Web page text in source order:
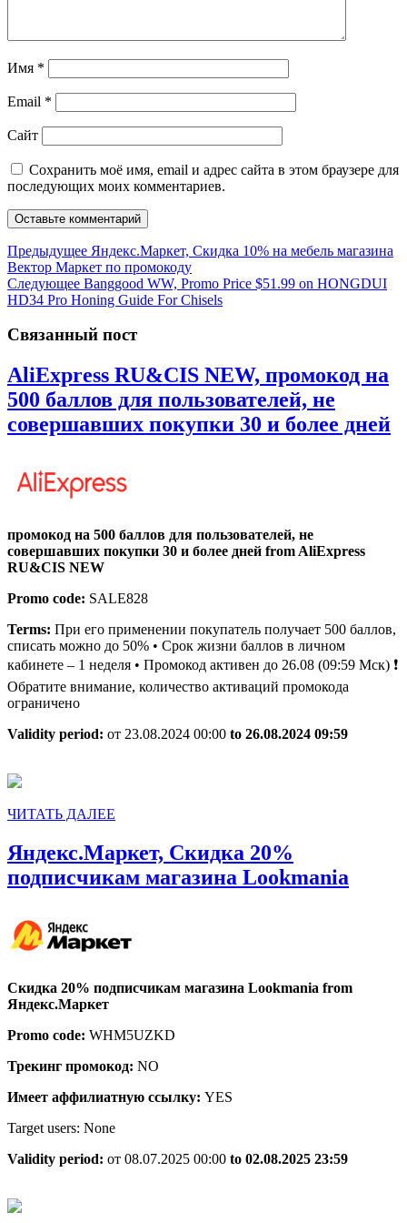
Имя *
Email *
Сайт
Сохранить моё имя, email и адрес сайта в этом браузере для
последующих моих комментариев.
Навигация
по
записям
Предыдущее Предыдущая
запись:
Яндекс.Маркет, Скидка 10% на мебель магазина
Вектор Маркет по промокоду
Следующее Следующая
запись:
Banggood WW, Promo Price $51.99 on HONGDUI
HD34 Pro Honing Guide For Chisels
Связанный пост
AliExpress RU&CIS NEW, промокод на
500 баллов для пользователей, не
совершавших покупки 30 и более дней
промокод на 500 баллов для пользователей, не
совершавших покупки 30 и более дней from AliExpress
RU&CIS NEW
Promo code: SALE828
Terms: При его применении покупатель получает 500 баллов,
списать можно до 50% • Срок жизни баллов в личном
кабинете – 1 неделя • Промокод активен до 26.08 (09:59 Мск) ❗️
Обратите внимание, количество активаций промокода
ограничено
Validity period: от 23.08.2024 00:00 to 26.08.2024 09:59
ЧИТАТЬ ДАЛЕЕ
Яндекс.Маркет, Скидка 20%
подписчикам магазина Lookmania
Скидка 20% подписчикам магазина Lookmania from
Яндекс.Маркет
Promo code: WHM5UZKD
Трекинг промокод: NO
Имеет аффилиатную ссылку: YES
Target users: None
Validity period: от 08.07.2025 00:00 to 02.08.2025 23:59